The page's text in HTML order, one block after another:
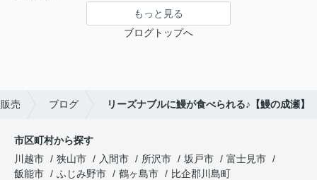
もっと見る
ブログトップへ
売 ブログ リーズナブルに鰻が食べられる♪【鰻の成瀬】
市区町村から探す
川越市
狭山市 入間市 所沢市 坂戸市
富士見市
飯能市
ふじみ野市 鶴ヶ島市
比企郡川島町